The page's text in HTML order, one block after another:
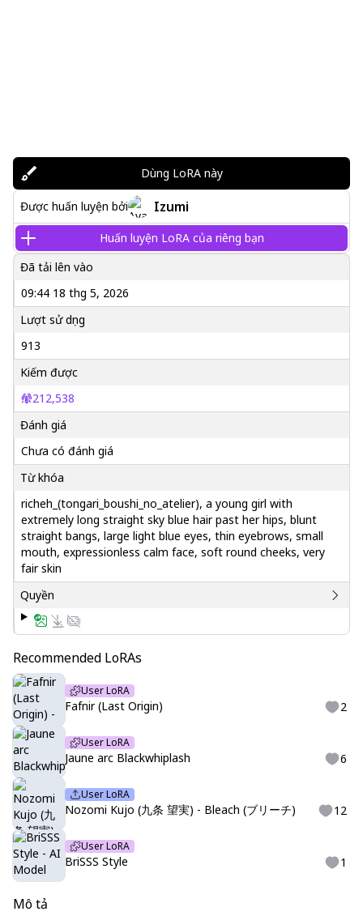
Dùng LoRA này
Được huấn luyện bởi Izumi
Huấn luyện LoRA của riêng bạn
Đã tải lên vào
09:44 18 thg 5, 2026
Lượt sử dụng
913
Kiếm được
212,538
Đánh giá
Chưa có đánh giá
Từ khóa
richeh_(tongari_boushi_no_atelier), a young girl with
extremely long straight sky blue hair past her hips, blunt
straight bangs, large light blue eyes, thin eyebrows, small
mouth, expressionless calm face, soft round cheeks, very
fair skin
Quyền
Recommended LoRAs
User LoRA
Fafnir (Last Origin) 2
User LoRA
Jaune arc Blackwhiplash 6
User LoRA
Nozomi Kujo (九条 望実) - Bleach (ブリーチ) 12
User LoRA
BriSSS Style 1
Mô tả